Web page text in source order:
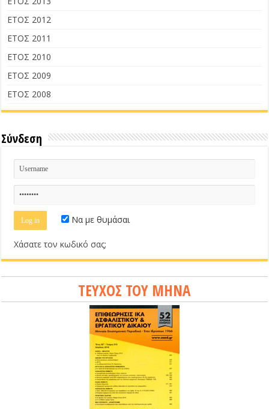
ΕΤΟΣ 2012
ΕΤΟΣ 2011
ΕΤΟΣ 2010
ΕΤΟΣ 2009
ΕΤΟΣ 2008
Σύνδεση
Να με θυμάσαι
Χάσατε τον κωδικό σας;
ΤΕΥΧΟΣ ΤΟΥ ΜΗΝΑ